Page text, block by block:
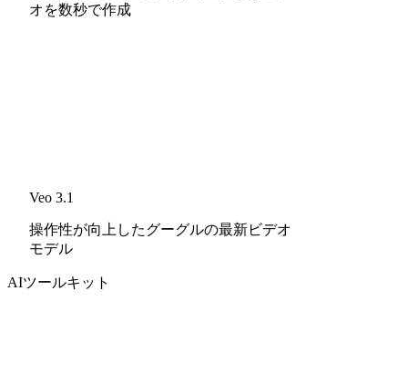
オを数秒で作成
Veo 3.1
操作性が向上したグーグルの最新ビデオ
モデル
AIツールキット